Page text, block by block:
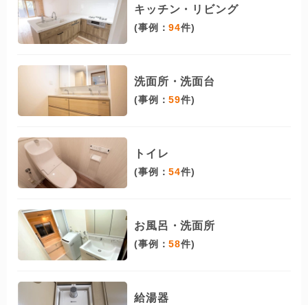
キッチン・リビング
(事例：94件)
洗面所・洗面台
(事例：59件)
トイレ
(事例：54件)
お風呂・洗面所
(事例：58件)
給湯器